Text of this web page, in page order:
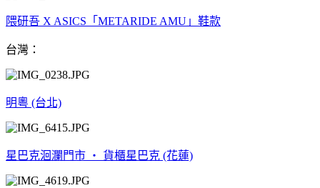
隈研吾 X ASICS「METARIDE AMU」鞋款
台灣：
明粵 (台北)
星巴克洄瀾門市 ‧ 貨櫃星巴克 (花蓮)